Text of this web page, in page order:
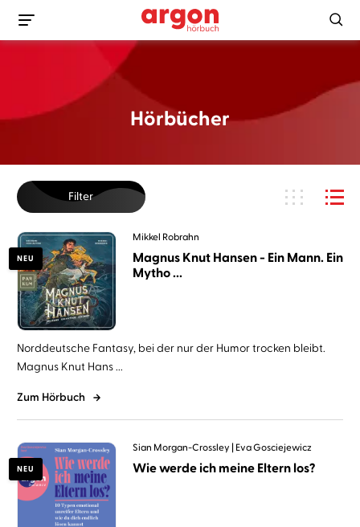
Hörbücher
Filter
NEU
Mikkel Robrahn
Magnus Knut Hansen - Ein Mann. Ein
Mytho ...
Norddeutsche Fantasy, bei der nur der Humor trocken bleibt.
Magnus Knut Hans ...
Zum Hörbuch
NEU
Sian Morgan-Crossley Eva Gosciejewicz
Wie werde ich meine Eltern los?